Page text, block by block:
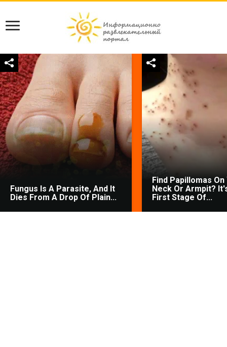
Fungus Is A Parasite, And It
Dies From A Drop Of Plain...
Find Papillomas On
Neck Or Armpit?
First Stage Of...